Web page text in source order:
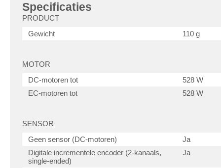
Specificaties
PRODUCT
Gewicht
110 g
MOTOR
DC-motoren tot
528 W
EC-motoren tot
528 W
SENSOR
Geen sensor (DC-motoren)
Ja
Digitale incrementele encoder (2-kanaals,
single-ended)
Ja